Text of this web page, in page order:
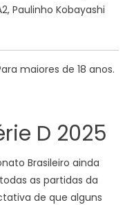
Paulinho Kobayashi
maiores de 18 anos.
D 2025
Brasileiro ainda
as partidas da
de que alguns